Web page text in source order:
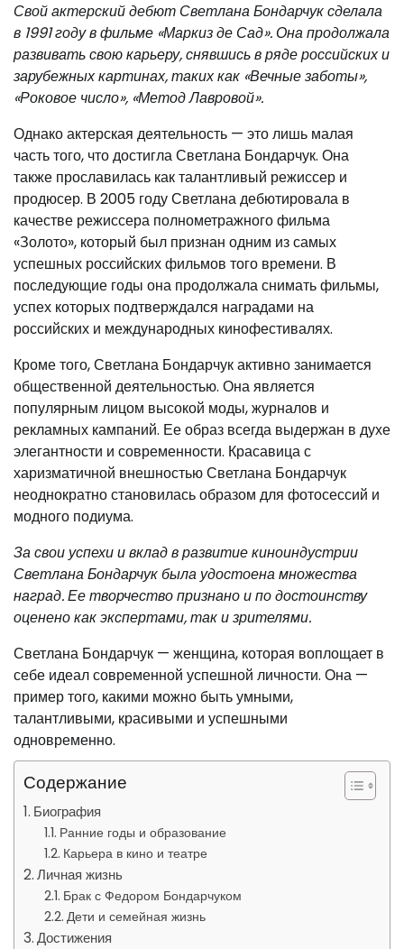
Свой актерский дебют Светлана Бондарчук сделала
в 1991 году в фильме «Маркиз де Сад». Она продолжала
развивать свою карьеру, снявшись в ряде российских и
зарубежных картинах, таких как «Вечные заботы»,
«Роковое число», «Метод Лавровой».
Однако актерская деятельность — это лишь малая
часть того, что достигла Светлана Бондарчук. Она
также прославилась как талантливый режиссер и
продюсер. В 2005 году Светлана дебютировала в
качестве режиссера полнометражного фильма
«Золото», который был признан одним из самых
успешных российских фильмов того времени. В
последующие годы она продолжала снимать фильмы,
успех которых подтверждался наградами на
российских и международных кинофестивалях.
Кроме того, Светлана Бондарчук активно занимается
общественной деятельностью. Она является
популярным лицом высокой моды, журналов и
рекламных кампаний. Ее образ всегда выдержан в духе
элегантности и современности. Красавица с
харизматичной внешностью Светлана Бондарчук
неоднократно становилась образом для фотосессий и
модного подиума.
За свои успехи и вклад в развитие киноиндустрии
Светлана Бондарчук была удостоена множества
наград. Ее творчество признано и по достоинству
оценено как экспертами, так и зрителями.
Светлана Бондарчук — женщина, которая воплощает в
себе идеал современной успешной личности. Она —
пример того, какими можно быть умными,
талантливыми, красивыми и успешными
одновременно.
Содержание
Биография
Ранние годы и образование
Карьера в кино и театре
Личная жизнь
Брак с Федором Бондарчуком
Дети и семейная жизнь
Достижения